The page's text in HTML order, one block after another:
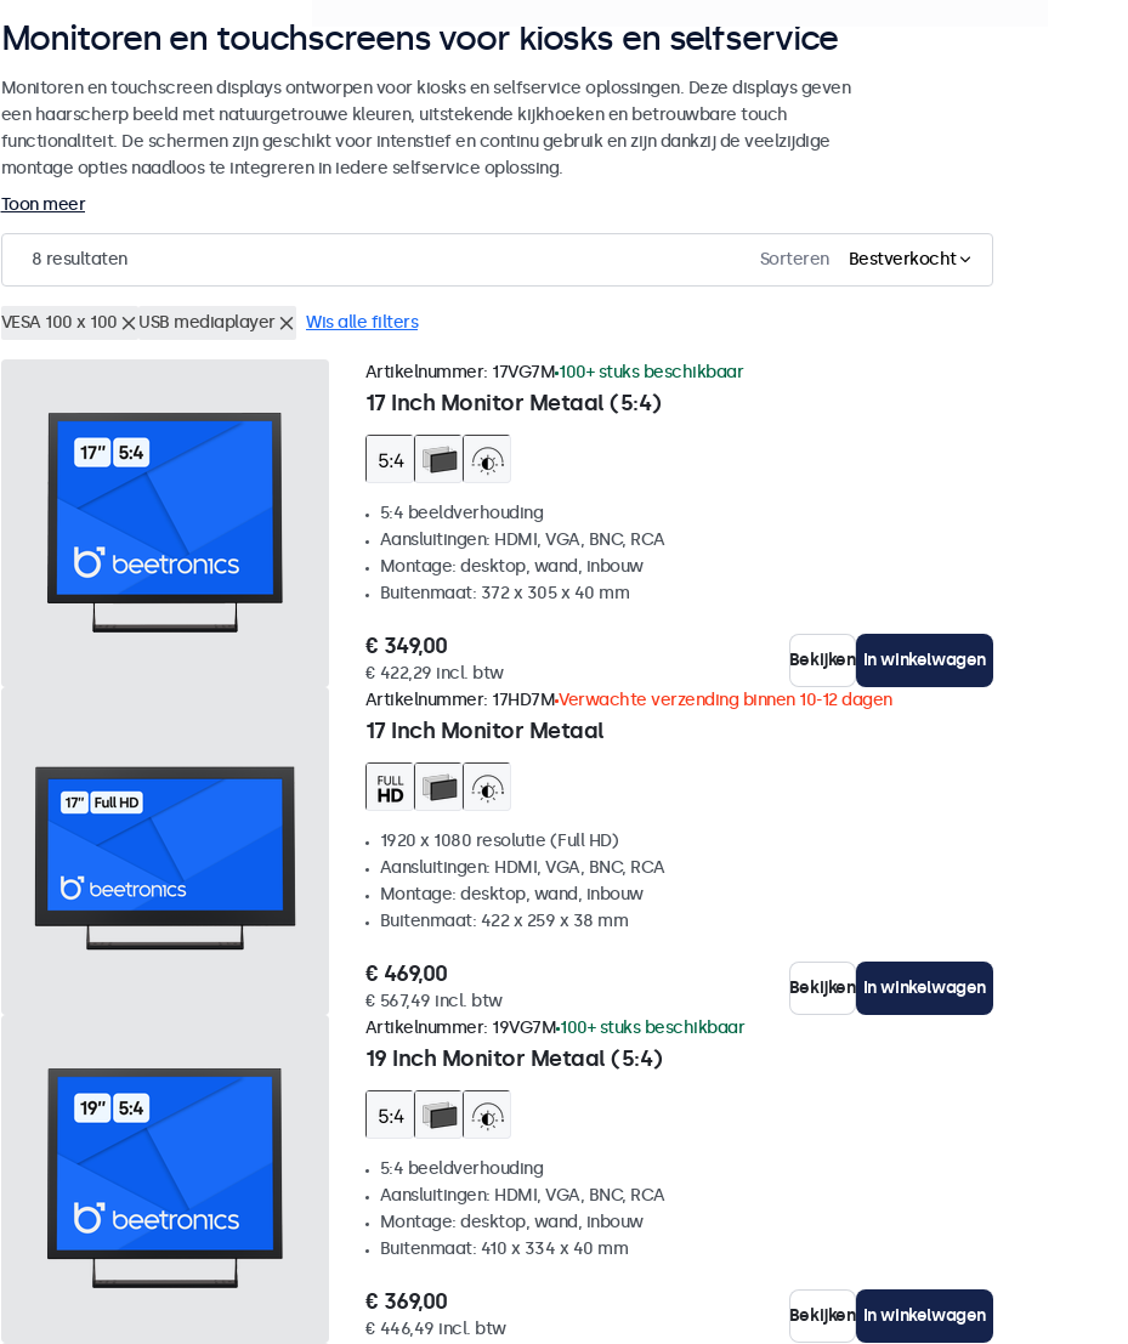
Monitoren en touchscreens voor kiosks en selfservice
Monitoren en touchscreen displays ontworpen voor kiosks en selfservice oplossingen. Deze displays geven
een haarscherp beeld met natuurgetrouwe kleuren, uitstekende kijkhoeken en betrouwbare touch
functionaliteit. De schermen zijn geschikt voor intenstief en continu gebruik en zijn dankzij de veelzijdige
montage opties naadloos te integreren in iedere selfservice oplossing.
Toon meer
8 resultaten Sorteren Bestverkocht
VESA 100 x 100 USB mediaplayer Wis alle filters
17 Inch Monitor Metaal (5:4)
Artikelnummer: 17VG7M 100+ stuks beschikbaar
5:4 beeldverhouding
Aansluitingen: HDMI, VGA, BNC, RCA
Montage: desktop, wand, inbouw
Buitenmaat: 372 x 305 x 40 mm
€ 349,00
€ 422,29 incl. btw
Bekijken In winkelwagen
17 Inch Monitor Metaal
Artikelnummer: 17HD7MVerwachte verzending binnen 10-12 dagen
1920 x 1080 resolutie (Full HD)
Aansluitingen: HDMI, VGA, BNC, RCA
Montage: desktop, wand, inbouw
Buitenmaat: 422 x 259 x 38 mm
€ 469,00
€ 567,49 incl. btw
Bekijken In winkelwagen
19 Inch Monitor Metaal (5:4)
Artikelnummer: 19VG7M 100+ stuks beschikbaar
5:4 beeldverhouding
Aansluitingen: HDMI, VGA, BNC, RCA
Montage: desktop, wand, inbouw
Buitenmaat: 410 x 334 x 40 mm
€ 369,00
€ 446,49 incl. btw
Bekijken In winkelwagen